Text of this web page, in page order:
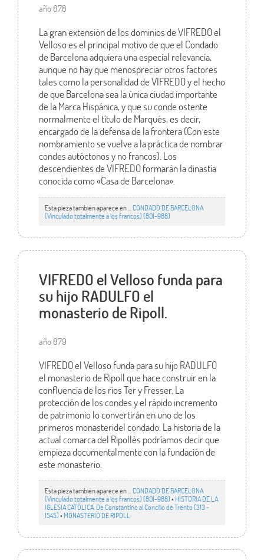
año 878
La gran extensión de los dominios de VIFREDO el
Velloso es el principal motivo de que el Condado
de Barcelona adquiera una especial relevancia,
aunque no hay que menospreciar otros factores
tales como la personalidad de VIFREDO y el hecho
de que Barcelona sea la única ciudad importante
de la Marca Hispánica, y que su conde ostente
normalmente el título de Marqués, es decir,
encargado de la defensa de la frontera (Con este
nombramiento se vuelve a la práctica de nombrar
condes autóctonos y no francos). Los
descendientes de VIFREDO formarán la dinastía
conocida como «Casa de Barcelona».
Esta pieza también aparece en ... CONDADO DE BARCELONA
(Vinculado totalmente a los francos) (801-988)
VIFREDO el Velloso funda para
su hijo RADULFO el
monasterio de Ripoll.
año 879
VIFREDO el Velloso funda para su hijo RADULFO
el monasterio de Ripoll que hace construir en la
confluencia de los ríos Ter y Fresser. La
protección de los condes y el rápido incremento
de patrimonio lo convertirán en uno de los
primeros monasteridel condado. La historia de la
actual comarca del Ripollès podríamos decir que
empieza documentalmente con la fundación de
este monasterio.
Esta pieza también aparece en ... CONDADO DE BARCELONA
(Vinculado totalmente a los francos) (801-988)• HISTORIA DE LA
IGLESIA CATÓLICA. De Constantino al Concilio de Trento (313 -
1545)• MONASTERIO DE RIPOLL